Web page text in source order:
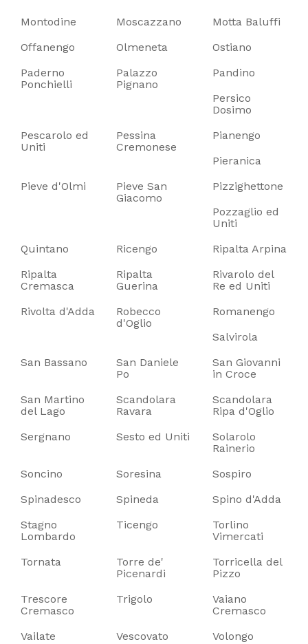
Montodine
Moscazzano
Motta Baluffi
Offanengo
Olmeneta
Ostiano
Paderno
Ponchielli
Palazzo
Pignano
Pandino
Persico
Dosimo
Pescarolo ed
Uniti
Pessina
Cremonese
Pianengo
Pieranica
Pieve d'Olmi
Pieve San
Giacomo
Pizzighettone
Pozzaglio ed
Uniti
Quintano
Ricengo
Ripalta Arpina
Ripalta
Cremasca
Ripalta
Guerina
Rivarolo del
Re ed Uniti
Rivolta d'Adda
Robecco
d'Oglio
Romanengo
Salvirola
San Bassano
San Daniele
Po
San Giovanni
in Croce
San Martino
del Lago
Scandolara
Ravara
Scandolara
Ripa d'Oglio
Sergnano
Sesto ed Uniti
Solarolo
Rainerio
Soncino
Soresina
Sospiro
Spinadesco
Spineda
Spino d'Adda
Stagno
Lombardo
Ticengo
Torlino
Vimercati
Tornata
Torre de'
Picenardi
Torricella del
Pizzo
Trescore
Cremasco
Trigolo
Vaiano
Cremasco
Vailate
Vescovato
Volongo